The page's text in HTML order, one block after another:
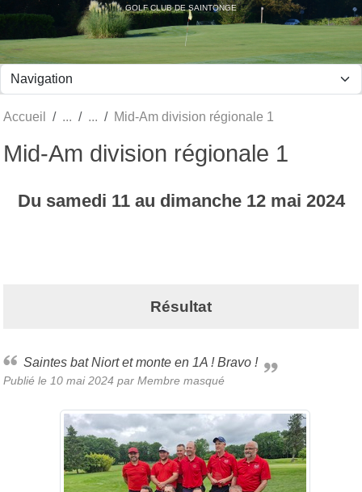
GOLF CLUB DE SAINTONGE
Accueil Mid-Am division régionale 1
Mid-Am division régionale 1
Du samedi 11au dimanche 12 mai 2024
Résultat
Saintes bat Niort et monte en 1A ! Bravo !
Publié le 10 mai 2024 par Membre masqué
Panneau de gestion des cookies